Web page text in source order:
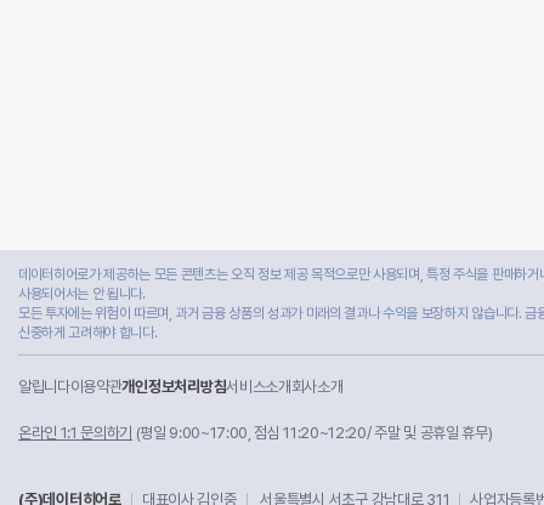
데이터히어로가 제공하는 모든 콘텐츠는 오직 정보 제공 목적으로만 사용되며, 특정 주식을 판매하
사용되어서는 안 됩니다.
모든 투자에는 위험이 따르며, 과거 금융 상품의 성과가 미래의 결과나 수익을 보장하지 않습니다.
신중하게 고려해야 합니다.
알립니다이용약관개인정보처리방침서비스소개 회사소개
온라인 1:1 문의하기 (평일 9:00~17:00, 점심 11:20~12:20/ 주말 및 공휴일 휴무)
(주)데이터히어로 대표이사 김인중 서울특별시 서초구 강남대로 311
사업자등